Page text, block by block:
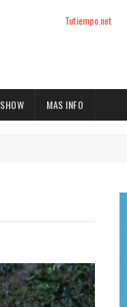
Tutiempo.net
SHOW MAS INFO